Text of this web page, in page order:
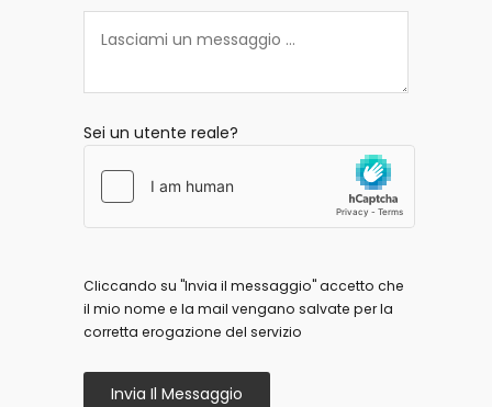
Sei un utente reale?
Cliccando su "Invia il messaggio" accetto che
il mio nome e la mail vengano salvate per la
corretta erogazione del servizio
Invia Il Messaggio